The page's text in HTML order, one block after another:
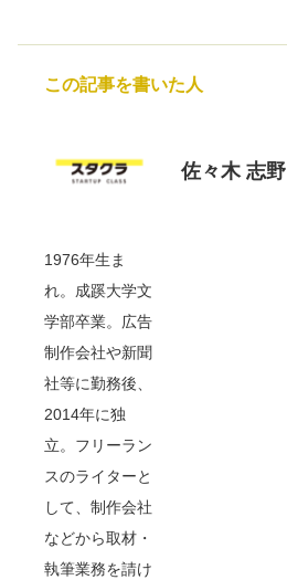
この記事を書いた人
佐々木 志野
1976年生ま
れ。成蹊大学文
学部卒業。広告
制作会社や新聞
社等に勤務後、
2014年に独
立。フリーラン
スのライターと
して、制作会社
などから取材・
執筆業務を請け